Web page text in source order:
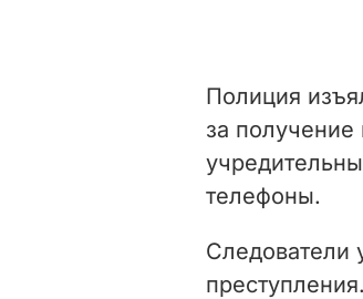
Полиция
за получение
телефоны.
Следователи